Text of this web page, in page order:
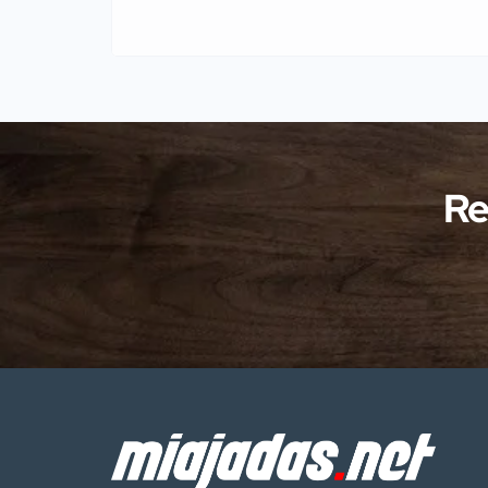
(SEPRONA) de la Comandancia de
Cáceres han llevado a cabo
investigaciones en diversas localidades
de la provincia de Cáceres relacionadas
con presuntos delitos […]